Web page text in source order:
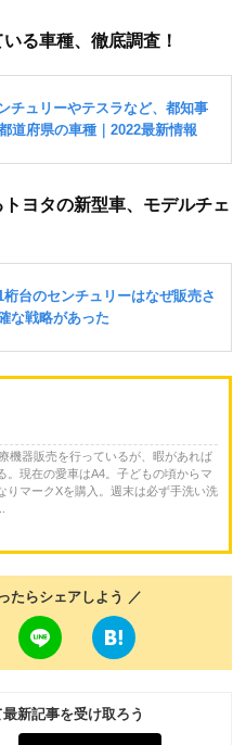
る車種、徹底調査！
ヨタの新型車、モデルチェ
機器販売を行っているが、暇があれば
。現在の愛車はA4。子どもの頃からマ
マークXを購入。週末は必ず手洗い洗
たらシェアしよう ／
新記事を受け取ろう